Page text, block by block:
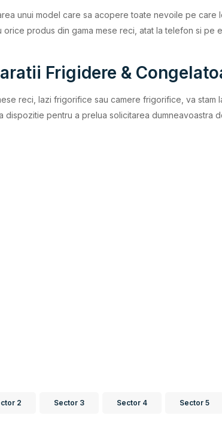
unui model care sa acopere toate nevoile pe care
produs din gama mese reci, atat la telefon si pe
Frigidere &
reci, lazi frigorifice sau camere frigorifice, va stam
dispozitie pentru a prelua solicitarea dumneavoastra
2 Sector 3 Sector 4 Sector 5